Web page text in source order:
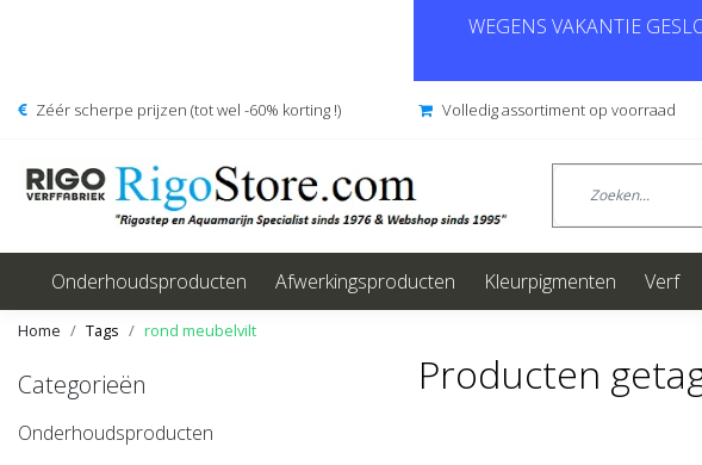
WEGENS VAKANTIE
Zéér scherpe prijzen (tot wel -60% korting !) Volledig assortiment op voorraad
Onderhoudsproducten Afwerkingsproducten Kleurpigmenten Verf
Home Tags rond meubelvilt
Categorieën
Onderhoudsproducten
Producten